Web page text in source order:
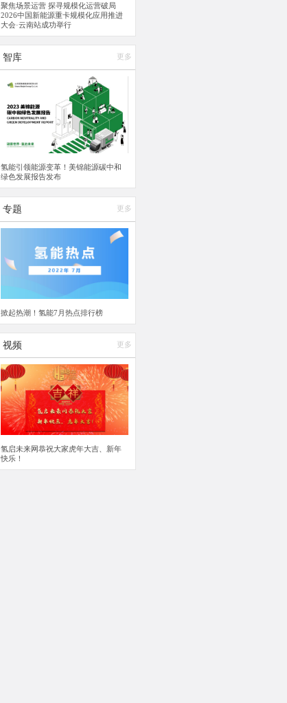
聚焦场景运营 探寻规模化运营破局
2026中国新能源重卡规模化应用推进
大会·云南站成功举行
智库 更多
氢能引领能源变革！美锦能源碳中和
绿色发展报告发布
专题 更多
掀起热潮！氢能7月热点排行榜
视频 更多
氢启未来网恭祝大家虎年大吉、新年
快乐！